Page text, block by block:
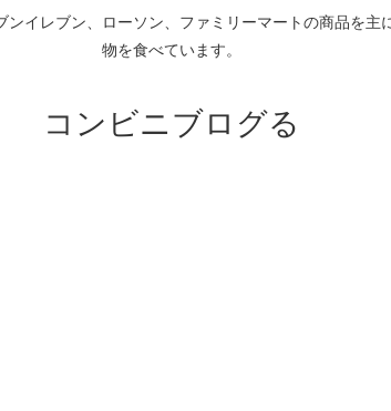
イレブン、ローソン、ファミリーマートの商品を
物を食べています。
コンビニブログる